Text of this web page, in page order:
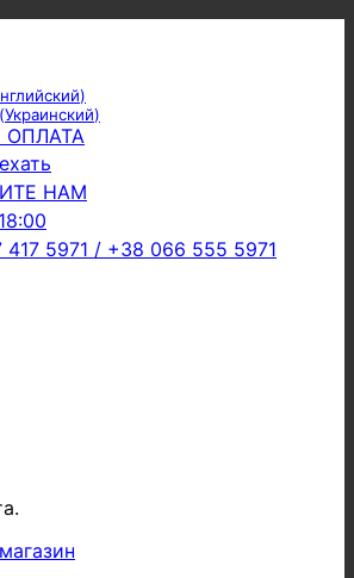
)
(Украинский)
ОПЛАТА
НАМ
417 5971 / +38 066 555 5971